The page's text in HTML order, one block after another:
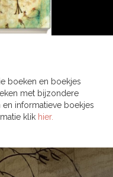
boeken en boekjes
met bijzondere
informatieve boekjes
klik hier.